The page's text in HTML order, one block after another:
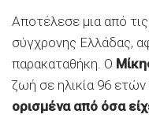
Αποτέλεσε μια από
σύγχρονης Ελλάδας,
παρακαταθήκη. Ο
ζωή σε ηλικία 96 ετών
ορισμένα από όσα